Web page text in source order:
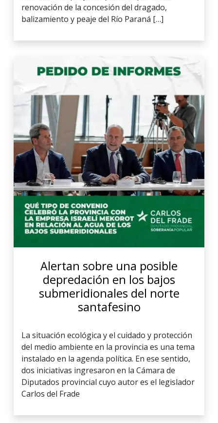
renovación de la concesión del dragado,
balizamiento y peaje del Río Paraná […]
Alertan sobre una posible
depredación en los bajos
submeridionales del norte
santafesino
La situación ecológica y el cuidado y protección
del medio ambiente en la provincia es una tema
instalado en la agenda política. En ese sentido,
dos iniciativas ingresaron en la Cámara de
Diputados provincial cuyo autor es el legislador
Carlos del Frade